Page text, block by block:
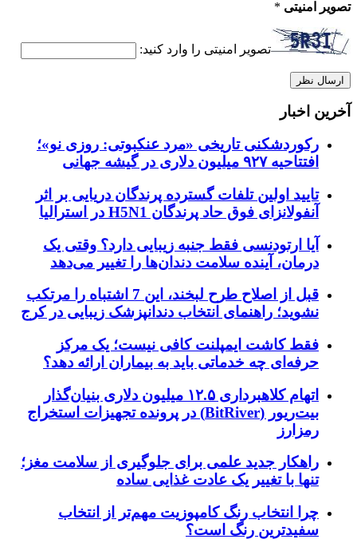
تصویر امنیتی *
تصویر امنیتی را وارد کنید:
آخرین اخبار
رکوردشکنی تاریخی «مرد عنکبوتی: روزی نو»؛
افتتاحیه ۹۲۷ میلیون دلاری در گیشه جهانی
تایید اولین تلفات گسترده پرندگان دریایی بر اثر
آنفولانزای فوق حاد پرندگان H5N1 در استرالیا
آیا ارتودنسی فقط جنبه زیبایی دارد؟ وقتی یک
درمان، آینده سلامت دندان‌ها را تغییر می‌دهد
قبل از اصلاح طرح لبخند، این 7 اشتباه را مرتکب
نشوید؛ راهنمای انتخاب دندانپزشک زیبایی در کرج
فقط کاشت ایمپلنت کافی نیست؛ یک مرکز
حرفه‌ای چه خدماتی باید به بیماران ارائه دهد؟
اتهام کلاهبرداری ۱۲.۵ میلیون دلاری بنیان‌گذار
بیت‌ریور (BitRiver) در پرونده تجهیزات استخراج
رمزارز
راهکار جدید علمی برای جلوگیری از سلامت مغز؛
تنها با تغییر یک عادت غذایی ساده
چرا انتخاب رنگ کامپوزیت مهم‌تر از انتخاب
سفیدترین رنگ است؟